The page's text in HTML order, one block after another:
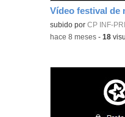
subido porCP INF-
-hace 8 meses -18